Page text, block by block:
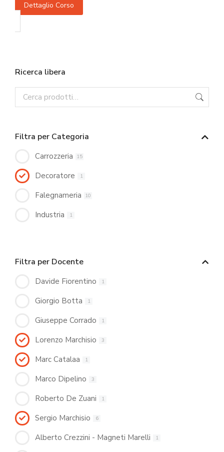
Dettaglio Corso
Ricerca libera
Filtra per Categoria
Carrozzeria 15
Decoratore 1
Falegnameria 10
Industria 1
Filtra per Docente
Davide Fiorentino 1
Giorgio Botta 1
Giuseppe Corrado 1
Lorenzo Marchisio 3
Marc Catalaa 1
Marco Dipelino 3
Roberto De Zuani 1
Sergio Marchisio 6
Alberto Crezzini - Magneti Marelli 1